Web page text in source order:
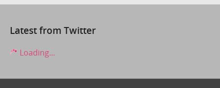
Latest from Twitter
Loading...